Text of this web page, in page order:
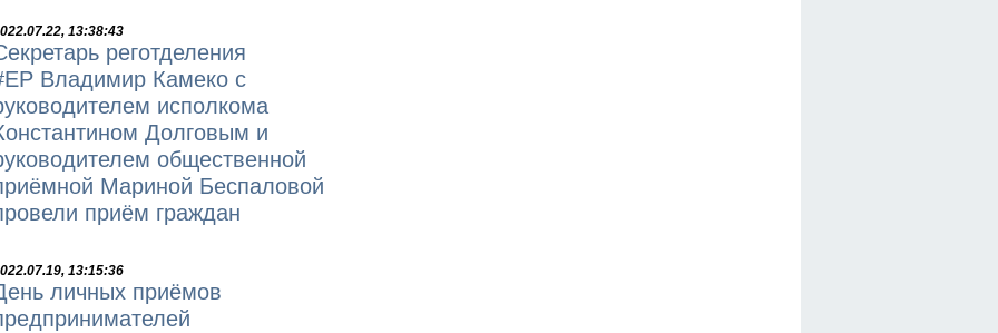
13:38:43
реготделения
Владимир Камеко c
исполкома
Долговым и
общественной
Мариной Беспаловой
приём граждан
13:15:36
личных приёмов